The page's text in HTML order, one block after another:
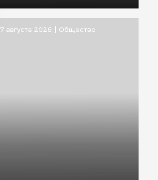
7 августа 2026 Общество